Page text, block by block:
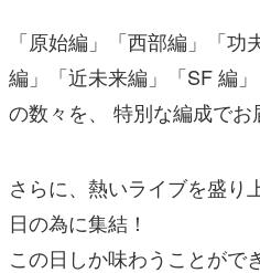
「原始編」「西部編」「
編」「近未来編」「SF 編
の数々を、 特別な編成でお
さらに、熱いライブを盛り
日の為に集結！
この日しか味わうことがで